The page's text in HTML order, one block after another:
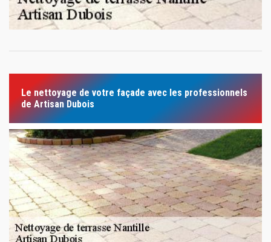
Le nettoyage de votre façade avec les professionnels
de Artisan Dubois